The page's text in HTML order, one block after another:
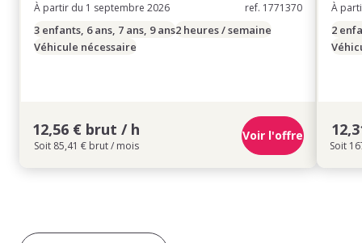
À partir du 1 septembre 2026 ref. 1771370
3 enfants, 6 ans, 7 ans, 9 ans2 heures / semaine
Véhicule nécessaire
12,56 € brut / h
Soit 85,41 € brut / mois
Voir l'offre
À
2
Soit